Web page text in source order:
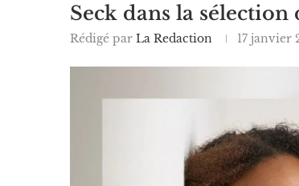
Seck dans la sélection
Rédigé par La Redaction 17 janvier